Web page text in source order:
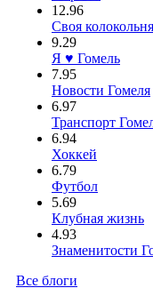
12.96
Своя колокольня
9.29
Я ♥ Гомель
7.95
Новости Гомеля
6.97
Транспорт
6.94
Хоккей
6.79
Футбол
5.69
Клубная жизнь
4.93
Знаменитости
Все блоги